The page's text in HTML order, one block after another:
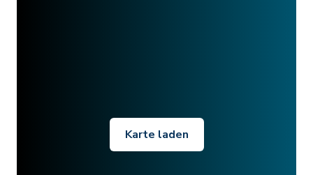
Karte laden